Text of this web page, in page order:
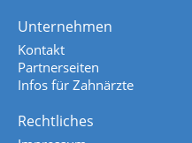
Unternehmen
Kontakt
Partnerseiten
Infos für Zahnärzte
Rechtliches